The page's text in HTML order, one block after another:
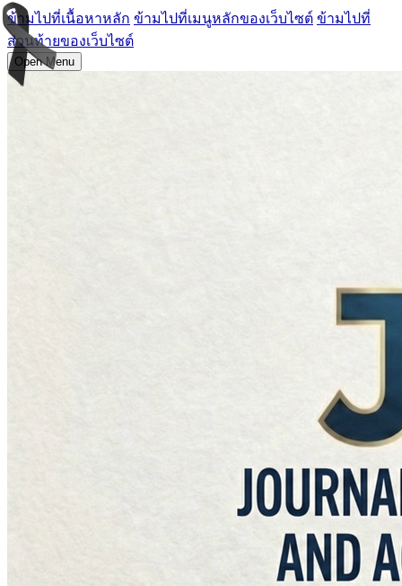
ข้ามไปที่เนื้อหาหลัก ข้ามไปที่เมนูหลักของเว็บไซต์ ข้ามไปที่
ส่วนท้ายของเว็บไซต์
Open Menu